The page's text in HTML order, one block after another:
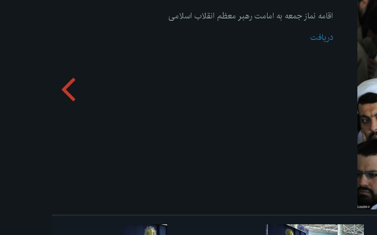
اقامه نماز جمعه به امامت رهبر معظم انقلاب اسلامی
دریافت